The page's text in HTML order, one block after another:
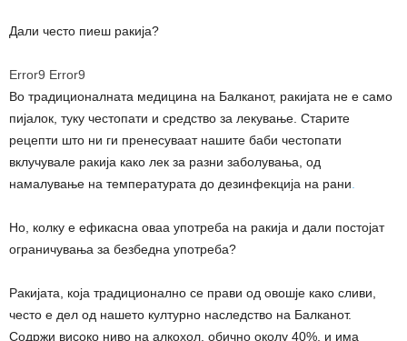
Дали често пиеш ракија?
Error9 Error9
Во традиционалната медицина на Балканот, ракијата не е само
пијалок, туку честопати и средство за лекување. Старите
рецепти што ни ги пренесуваат нашите баби честопати
вклучувале ракија како лек за разни заболувања, од
намалување на температурата до дезинфекција на рани
Но, колку е ефикасна оваа употреба на ракија и дали постојат
ограничувања за безбедна употреба?
Ракијата, која традиционално се прави од овошје како сливи,
често е дел од нашето културно наследство на Балканот.
Содржи високо ниво на алкохол, обично околу 40%, и има